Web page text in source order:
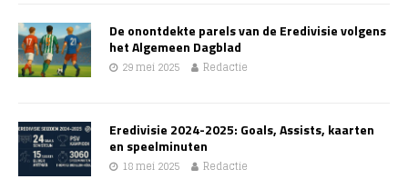
De onontdekte parels van de Eredivisie volgens
het Algemeen Dagblad
29 mei 2025 Redactie
Eredivisie 2024-2025: Goals, Assists, kaarten
en speelminuten
18 mei 2025 Redactie